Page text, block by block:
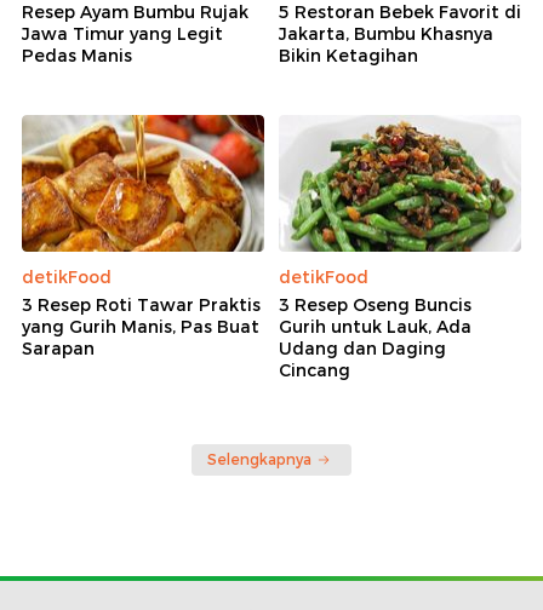
Resep Ayam Bumbu Rujak
Jawa Timur yang Legit
Pedas Manis
5 Restoran Bebek Favorit di
Jakarta, Bumbu Khasnya
Bikin Ketagihan
detikFood
3 Resep Roti Tawar Praktis
yang Gurih Manis, Pas Buat
Sarapan
detikFood
3 Resep Oseng Buncis
Gurih untuk Lauk, Ada
Udang dan Daging
Cincang
Selengkapnya